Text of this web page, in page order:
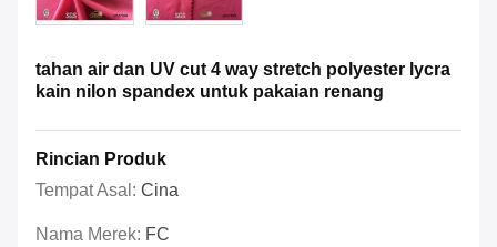
tahan air dan UV cut 4 way stretch polyester lycra
kain nilon spandex untuk pakaian renang
Rincian Produk
Tempat Asal: Cina
Nama Merek: FC